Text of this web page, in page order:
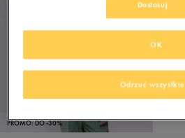
PROMO: DO -30%
Dostosuj
Odrzuć wszystkie
OK